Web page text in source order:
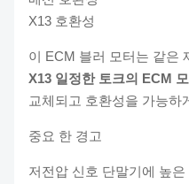
X13 호환성
이 ECM 블러 모터는 같은
X13 일정한 토크의 ECM
교체되고 호환성을 가능하
중요 한 경고
저전압 신호 단말기에 높